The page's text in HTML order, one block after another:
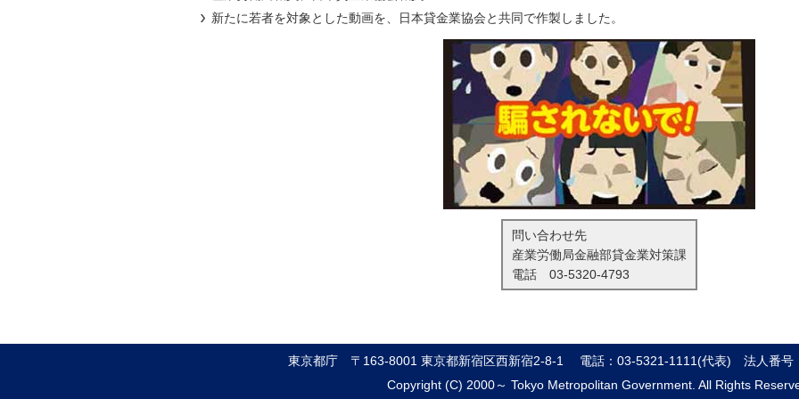
新たに若者を対象とした動画を、日本貸金業協会と共同で作製しました。
問い合わせ先
産業労働局金融部貸金業対策課
電話 03-5320-4793
東京都庁 〒163-8001 東京都新宿区西新宿2-8-1 電話：03-5321-1111(代表)
法人番号
Copyright (C) 2000～ Tokyo Metropolitan Government. All Rights